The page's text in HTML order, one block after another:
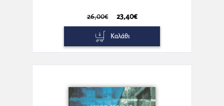
26,00€ 23,40€
Καλάθι